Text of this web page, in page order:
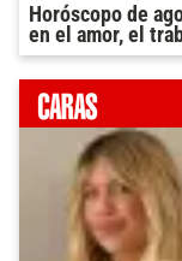
Horóscopo de
en el amor, el